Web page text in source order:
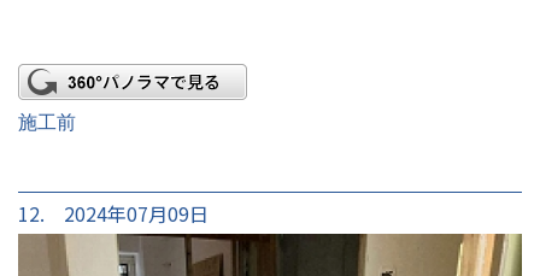
施工前
12. 2024年07月09日